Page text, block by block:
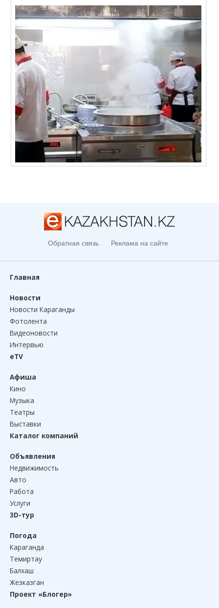
Обратная связь Реклама на сайте
Главная
Новости
Новости Караганды
Фотолента
Видеоновости
Интервью
eTV
Афиша
Кино
Музыка
Театры
Выставки
Каталог компаний
Объявления
Недвижимость
Авто
Работа
Услуги
3D-тур
Погода
Караганда
Темиртау
Балхаш
Жезказган
Проект «Блогер»